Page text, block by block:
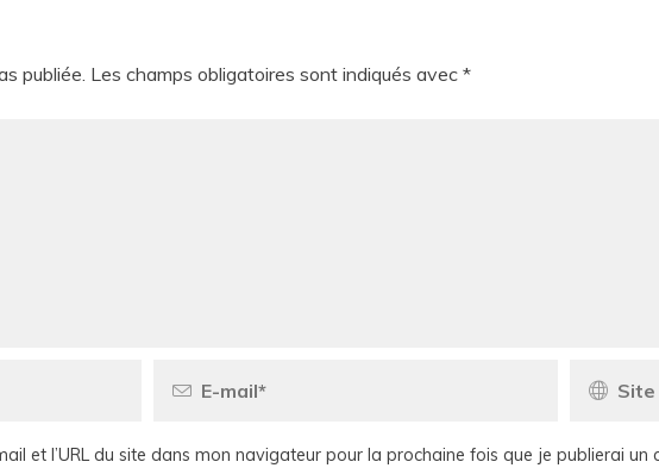
publiée. Les champs obligatoires sont indiqués avec *
et l’URL du site dans mon navigateur pour la prochaine fois que je publierai un